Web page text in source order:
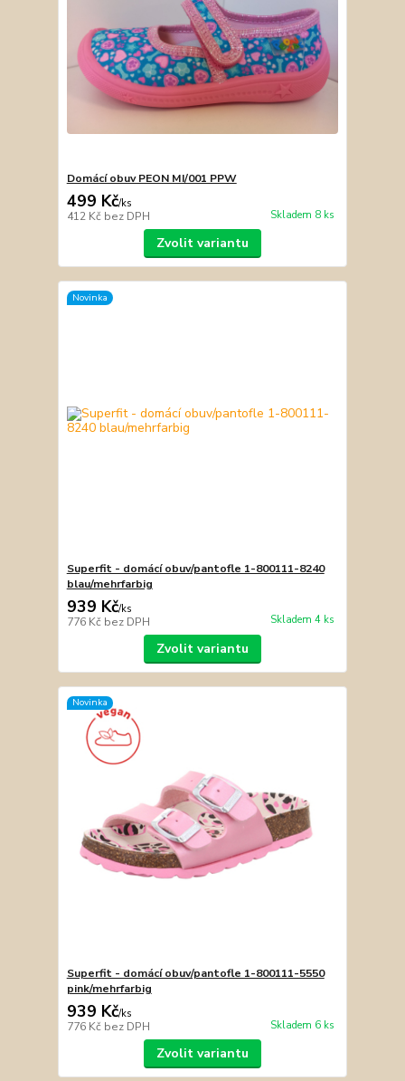
Domácí obuv PEON MI/001 PPW
499 Kč/ks
412 Kč bez DPH Skladem 8 ks
Zvolit variantu
Novinka
Superfit - domácí obuv/pantofle 1-800111-8240
blau/mehrfarbig
939 Kč/ks
776 Kč bez DPH Skladem 4 ks
Zvolit variantu
Novinka
Superfit - domácí obuv/pantofle 1-800111-5550
pink/mehrfarbig
939 Kč/ks
776 Kč bez DPH Skladem 6 ks
Zvolit variantu